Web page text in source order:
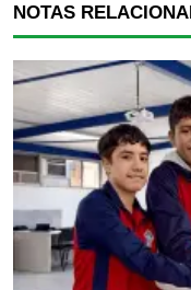
NOTAS